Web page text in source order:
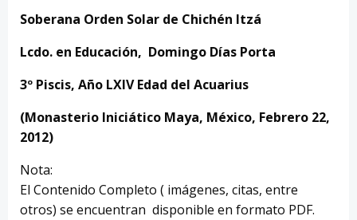
Soberana Orden Solar de Chichén Itzá
Lcdo. en Educación, Domingo Días Porta
3º Piscis, Año LXIV Edad del Acuarius
(Monasterio Iniciático Maya, México, Febrero 22,
2012)
Nota:
El Contenido Completo ( imágenes, citas, entre
otros) se encuentran disponible en formato PDF.